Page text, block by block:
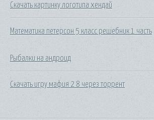
Скачать картинку логотипа хендай
Математика петерсон 5 класс решебник 1 часть
Рыбалки на андроид
Скачать игру мафия 2 8 через торрент